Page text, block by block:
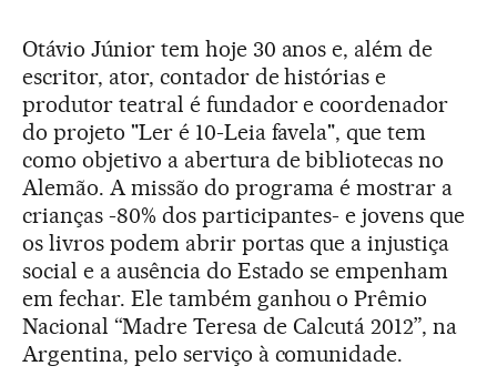
Otávio Júnior tem hoje 30 anos e, além de
escritor, ator, contador de histórias e
produtor teatral é fundador e coordenador
do projeto "Ler é 10-Leia favela", que tem
como objetivo a abertura de bibliotecas no
Alemão. A missão do programa é mostrar a
crianças -80% dos participantes- e jovens que
os livros podem abrir portas que a injustiça
social e a ausência do Estado se empenham
em fechar. Ele também ganhou o Prêmio
Nacional “Madre Teresa de Calcutá 2012”, na
Argentina, pelo serviço à comunidade.